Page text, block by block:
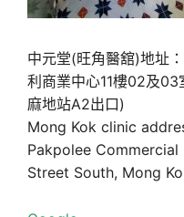
中元堂(旺角醫舘)地址
利商業中心11樓02及
麻地站A2出口)
Mong Kok clinic
Pakpolee Commercial
Street South, Mong